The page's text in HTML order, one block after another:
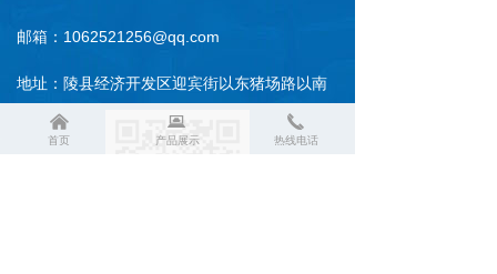
邮箱：1062521256@qq.com
地址：陵县经济开发区迎宾街以东猪场路以南
낀
首页
뀵
产品展示
끅
热线电话